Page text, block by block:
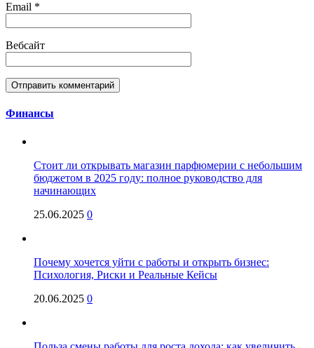
Email *
Вебсайт
Финансы
Стоит ли открывать магазин парфюмерии с небольшим
бюджетом в 2025 году: полное руководство для
начинающих
25.06.2025 0
Почему хочется уйти с работы и открыть бизнес:
Психология, Риски и Реальные Кейсы
20.06.2025 0